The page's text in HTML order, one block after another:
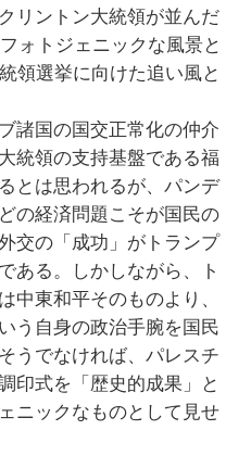
リントン大統領が並んだ
ォトジェニックな風景と
領選挙に向けた追い風と
国の国交正常化の仲介
統領の支持基盤である福
とは思われるが、パンデ
の経済問題こそが国民の
交の「成功」がトランプ
ある。しかしながら、ト
中東和平そのものより、
う自身の政治手腕を国民
うでなければ、パレスチ
印式を「歴史的成果」と
ニックなものとして見せ